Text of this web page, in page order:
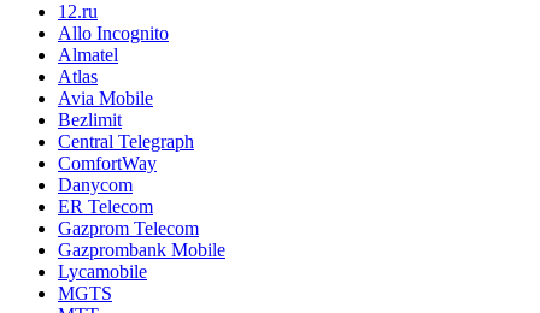
12.ru
Allo Incognito
Almatel
Atlas
Avia Mobile
Bezlimit
Central Telegraph
ComfortWay
Danycom
ER Telecom
Gazprom Telecom
Gazprombank Mobile
Lycamobile
MGTS